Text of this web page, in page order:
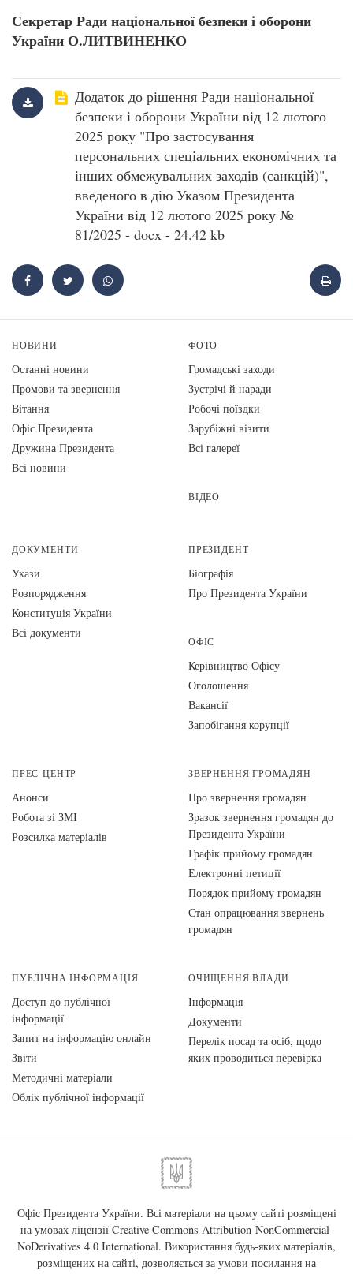
Секретар Ради національної безпеки і оборони
України О.ЛИТВИНЕНКО
Додаток до рішення Ради національної
безпеки і оборони України від 12 лютого
2025 року "Про застосування
персональних спеціальних економічних та
інших обмежувальних заходів (санкцій)",
введеного в дію Указом Президента
України від 12 лютого 2025 року №
81/2025 - docx - 24.42 kb
НОВИНИ
Останні новини
Промови та звернення
Вiтання
Офіс Президента
Дружина Президента
Всі новини
ФОТО
Громадські заходи
Зустрічі й наради
Робочі поїздки
Зарубіжні візити
Всі галереї
ВІДЕО
ДОКУМЕНТИ
Укази
Розпорядження
Конституція України
Всі документи
ПРЕЗИДЕНТ
Біографія
Про Президента України
ОФІС
Керівництво Офісу
Оголошення
Вакансії
Запобігання корупції
ПРЕС-ЦЕНТР
Анонси
Робота зі ЗМІ
Розсилка матеріалів
ЗВЕРНЕННЯ ГРОМАДЯН
Про звернення громадян
Зразок звернення громадян до
Президента України
Графік прийому громадян
Електронні петиції
Порядок прийому громадян
Стан опрацювання звернень
громадян
ПУБЛІЧНА ІНФОРМАЦІЯ
Доступ до публічної
інформації
Запит на інформацію онлайн
Звіти
Методичні матеріали
Облік публічної інформації
ОЧИЩЕННЯ ВЛАДИ
Інформація
Документи
Перелік посад та осіб, щодо
яких проводиться перевірка
Офіс Президента України. Всі матеріали на цьому сайті розміщені
на умовах ліцензії Creative Commons Attribution-NonCommercial-
NoDerivatives 4.0 International. Використання будь-яких матеріалів,
розміщених на сайті, дозволяється за умови посилання на